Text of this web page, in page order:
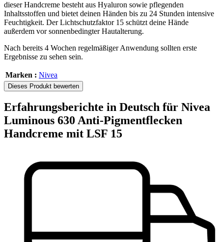
dieser Handcreme besteht aus Hyaluron sowie pflegenden
Inhaltsstoffen und bietet deinen Händen bis zu 24 Stunden intensive
Feuchtigkeit. Der Lichtschutzfaktor 15 schützt deine Hände
außerdem vor sonnenbedingter Hautalterung.
Nach bereits 4 Wochen regelmäßiger Anwendung sollten erste
Ergebnisse zu sehen sein.
Marken : Nivea
Dieses Produkt bewerten
Erfahrungsberichte in Deutsch für Nivea
Luminous 630 Anti-Pigmentflecken
Handcreme mit LSF 15